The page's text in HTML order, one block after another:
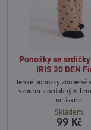
Ponožky se
IRIS 20 DEN
Tenké ponožky zdobené
vzorem s ozdobným
netiskne.
Skladem
99 Kč